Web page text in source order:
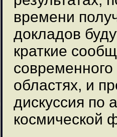
времени
докладов
краткие
областях, и
дискуссия по
космической